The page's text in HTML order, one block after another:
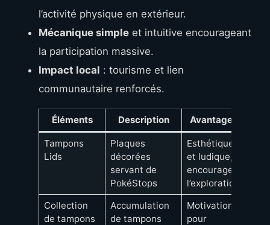
l’activité physique en extérieur.
Mécanique simple et intuitive encourageant
la participation massive.
Impact local : tourisme et lien
communautaire renforcés.
Éléments Description Avantages
Tampons
Lids
Plaques
décorées
servant de
PokéStops
Esthétique
et ludique,
encourage
l’exploration
Collection
de tampons
Accumulation
de tampons
Motivation
pour